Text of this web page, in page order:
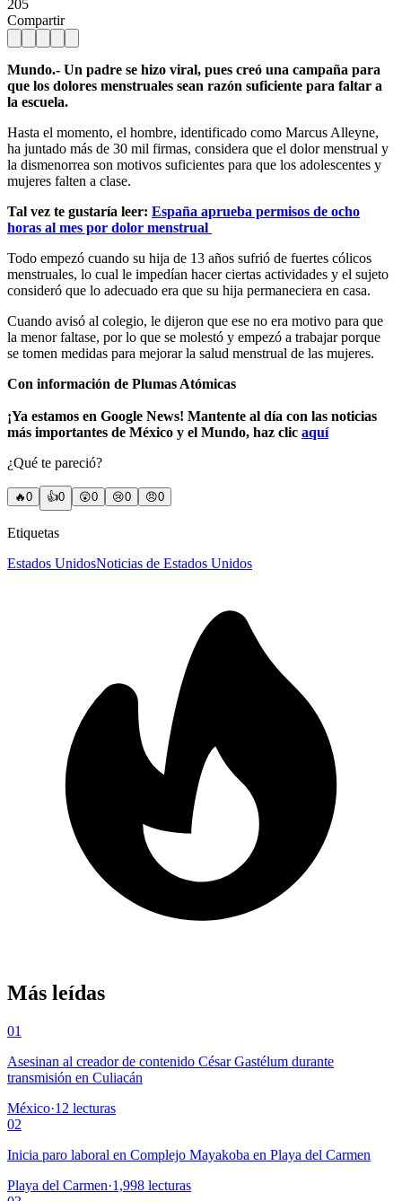
205
Compartir
Mundo.- Un padre se hizo viral, pues creó una campaña para
que los dolores menstruales sean razón suficiente para faltar a
la escuela.
Hasta el momento, el hombre, identificado como Marcus Alleyne,
ha juntado más de 30 mil firmas, considera que el dolor menstrual y
la dismenorrea son motivos suficientes para que los adolescentes y
mujeres falten a clase.
Tal vez te gustaría leer: España aprueba permisos de ocho
horas al mes por dolor menstrual
Todo empezó cuando su hija de 13 años sufrió de fuertes cólicos
menstruales, lo cual le impedían hacer ciertas actividades y el sujeto
consideró que lo adecuado era que su hija permaneciera en casa.
Cuando avisó al colegio, le dijeron que ese no era motivo para que
la menor faltase, por lo que se molestó y empezó a trabajar porque
se tomen medidas para mejorar la salud menstrual de las mujeres.
Con información de Plumas Atómicas
¡Ya estamos en Google News! Mantente al día con las noticias
más importantes de México y el Mundo, haz clic aquí
¿Qué te pareció?
🔥0 👍0 😲0 😢0 😠0
Etiquetas
Estados UnidosNoticias de Estados Unidos
Más leídas
01
Asesinan al creador de contenido César Gastélum durante
transmisión en Culiacán
México·12 lecturas
02
Inicia paro laboral en Complejo Mayakoba en Playa del Carmen
Playa del Carmen·1,998 lecturas